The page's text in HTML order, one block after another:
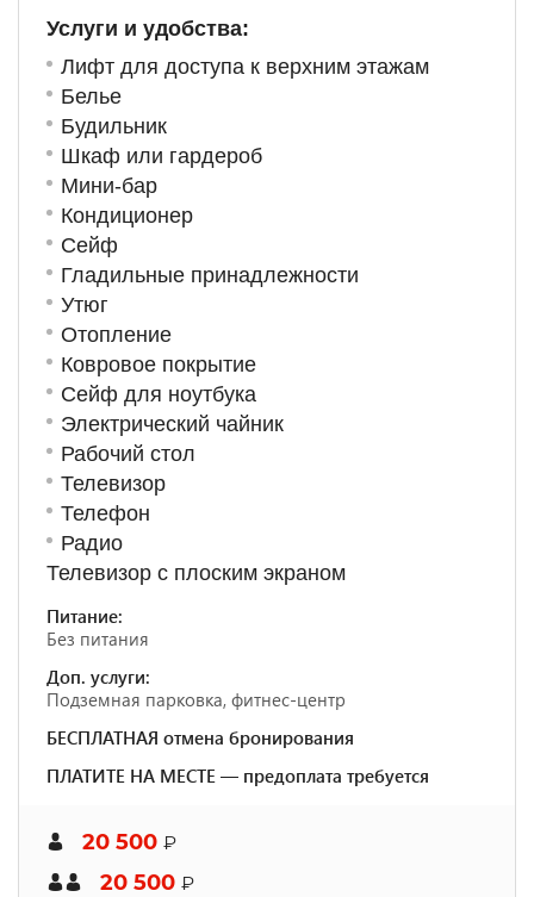
Услуги и удобства: ​
Лифт для доступа к верхним этажам
Белье
Будильник
Шкаф или гардероб
Мини-бар
Кондиционер
Сейф
Гладильные принадлежности
Утюг
Отопление
Ковровое покрытие
Сейф для ноутбука
Электрический чайник
Рабочий стол
Телевизор
Телефон
Радио
Телевизор с плоским экраном
Питание:
Без питания
Доп. услуги:
Подземная парковка, фитнес-центр
БЕСПЛАТНАЯ отмена бронирования
ПЛАТИТЕ НА МЕСТЕ — предоплата требуется
20 500 ₽
20 500 ₽